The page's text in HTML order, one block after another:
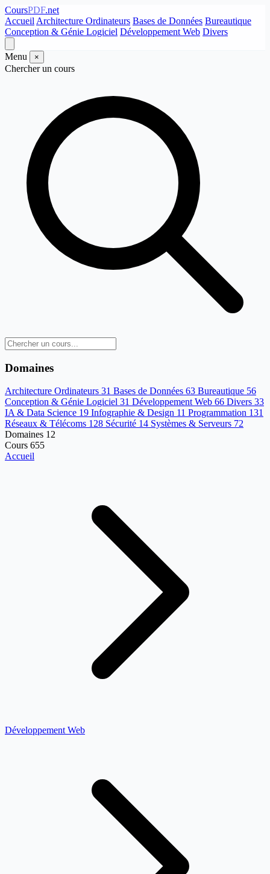
CoursPDF.net
Accueil Architecture Ordinateurs Bases de Données Bureautique
Conception & Génie Logiciel Développement Web Divers
Menu ×
Chercher un cours
Domaines
Architecture Ordinateurs 31 Bases de Données 63 Bureautique 56
Conception & Génie Logiciel 31 Développement Web 66 Divers 33
IA & Data Science 19 Infographie & Design 11 Programmation 131
Réseaux & Télécoms 128 Sécurité 14 Systèmes & Serveurs 72
Domaines 12
Cours 655
Accueil
Développement Web